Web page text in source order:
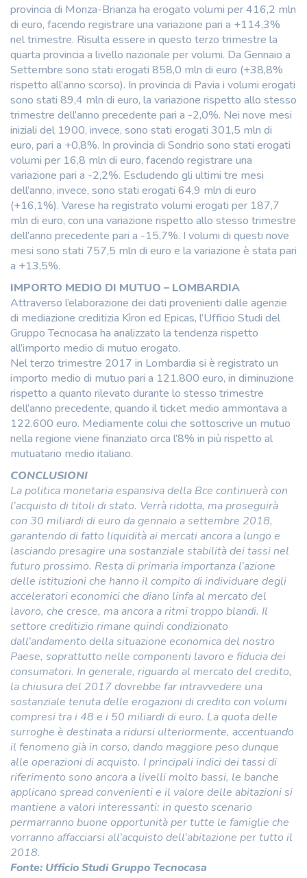
provincia di Monza-Brianza ha erogato volumi per 416,2 mln
di euro, facendo registrare una variazione pari a +114,3%
nel trimestre. Risulta essere in questo terzo trimestre la
quarta provincia a livello nazionale per volumi. Da Gennaio a
Settembre sono stati erogati 858,0 mln di euro (+38,8%
rispetto all’anno scorso). In provincia di Pavia i volumi erogati
sono stati 89,4 mln di euro, la variazione rispetto allo stesso
trimestre dell’anno precedente pari a -2,0%. Nei nove mesi
iniziali del 1900, invece, sono stati erogati 301,5 mln di
euro, pari a +0,8%. In provincia di Sondrio sono stati erogati
volumi per 16,8 mln di euro, facendo registrare una
variazione pari a -2,2%. Escludendo gli ultimi tre mesi
dell’anno, invece, sono stati erogati 64,9 mln di euro
(+16,1%). Varese ha registrato volumi erogati per 187,7
mln di euro, con una variazione rispetto allo stesso trimestre
dell’anno precedente pari a -15,7%. I volumi di questi nove
mesi sono stati 757,5 mln di euro e la variazione è stata pari
a +13,5%.
IMPORTO MEDIO DI MUTUO – LOMBARDIA
Attraverso l’elaborazione dei dati provenienti dalle agenzie
di mediazione creditizia Kìron ed Epicas, l’Ufficio Studi del
Gruppo Tecnocasa ha analizzato la tendenza rispetto
all’importo medio di mutuo erogato.
Nel terzo trimestre 2017 in Lombardia si è registrato un
importo medio di mutuo pari a 121.800 euro, in diminuzione
rispetto a quanto rilevato durante lo stesso trimestre
dell’anno precedente, quando il ticket medio ammontava a
122.600 euro. Mediamente colui che sottoscrive un mutuo
nella regione viene finanziato circa l’8% in più rispetto al
mutuatario medio italiano.
CONCLUSIONI
La politica monetaria espansiva della Bce continuerà con
l’acquisto di titoli di stato. Verrà ridotta, ma proseguirà
con 30 miliardi di euro da gennaio a settembre 2018,
garantendo di fatto liquidità ai mercati ancora a lungo e
lasciando presagire una sostanziale stabilità dei tassi nel
futuro prossimo. Resta di primaria importanza l’azione
delle istituzioni che hanno il compito di individuare degli
acceleratori economici che diano linfa al mercato del
lavoro, che cresce, ma ancora a ritmi troppo blandi. Il
settore creditizio rimane quindi condizionato
dall’andamento della situazione economica del nostro
Paese, soprattutto nelle componenti lavoro e fiducia dei
consumatori. In generale, riguardo al mercato del credito,
la chiusura del 2017 dovrebbe far intravvedere una
sostanziale tenuta delle erogazioni di credito con volumi
compresi tra i 48 e i 50 miliardi di euro. La quota delle
surroghe è destinata a ridursi ulteriormente, accentuando
il fenomeno già in corso, dando maggiore peso dunque
alle operazioni di acquisto. I principali indici dei tassi di
riferimento sono ancora a livelli molto bassi, le banche
applicano spread convenienti e il valore delle abitazioni si
mantiene a valori interessanti: in questo scenario
permarranno buone opportunità per tutte le famiglie che
vorranno affacciarsi all’acquisto dell’abitazione per tutto il
2018.
Fonte: Ufficio Studi Gruppo Tecnocasa